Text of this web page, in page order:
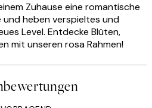
Zuhause eine romantische
heben verspieltes und
Level. Entdecke Blüten,
mit unseren rosa Rahmen!